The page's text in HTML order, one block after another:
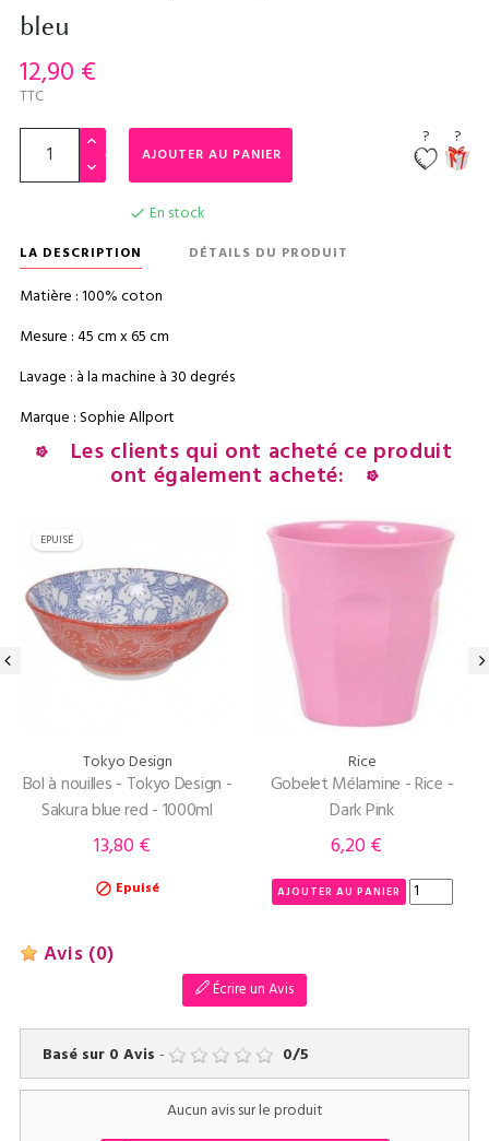
bleu
12,90 €
TTC
AJOUTER AU PANIER
? ?
 En stock
LA DESCRIPTION DÉTAILS DU PRODUIT
Matière : 100% coton
Mesure : 45 cm x 65 cm
Lavage : à la machine à 30 degrés
Marque : Sophie Allport
Les clients qui ont acheté ce produit
ont également acheté:
EPUISÉ
Tokyo Design
Bol à nouilles - Tokyo Design -
Sakura blue red - 1000ml
Prix
13,80 €
 Epuisé
Rice
Gobelet Mélamine - Rice -
Dark Pink
Prix
6,20 €
AJOUTER AU PANIER
Avis (0)
Écrire un Avis
Basé sur 0 Avis - 0/5
Aucun avis sur le produit